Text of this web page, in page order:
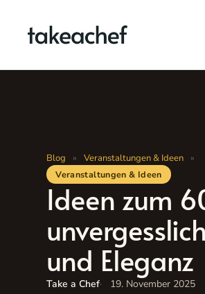
springen
Blog » Veranstaltungen & Ideen »
Veranstaltungen & Ideen
Ideen zum
und Eleganz
Take a Chef 19. November 2025